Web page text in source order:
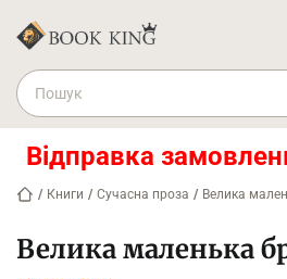
Відправка
/ Книги / Сучасна проза / Велика
Велика маленька